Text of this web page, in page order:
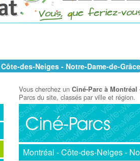
des-Neiges - Notre-Dame-de-Grâce
Vous cherchez unCiné-Parc à Montréal
Parcs du site, classés par ville et région.
Montréal - Côte-des-Neiges -